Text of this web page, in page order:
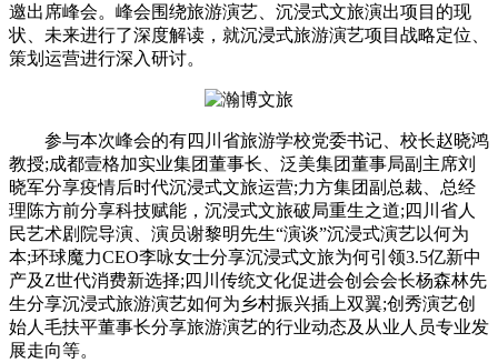
邀出席峰会。峰会围绕旅游演艺、沉浸式文旅演出项目的现
状、未来进行了深度解读，就沉浸式旅游演艺项目战略定位、
策划运营进行深入研讨。
参与本次峰会的有四川省旅游学校党委书记、校长赵晓鸿
教授;成都壹格加实业集团董事长、泛美集团董事局副主席刘
晓军分享疫情后时代沉浸式文旅运营;力方集团副总裁、总经
理陈方前分享科技赋能，沉浸式文旅破局重生之道;四川省人
民艺术剧院导演、演员谢黎明先生“演谈”沉浸式演艺以何为
本;环球魔力CEO李咏女士分享沉浸式文旅为何引领3.5亿新中
产及Z世代消费新选择;四川传统文化促进会创会会长杨森林先
生分享沉浸式旅游演艺如何为乡村振兴插上双翼;创秀演艺创
始人毛扶平董事长分享旅游演艺的行业动态及从业人员专业发
展走向等。